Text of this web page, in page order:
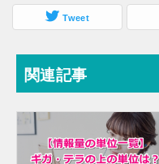
Tweet
関連記事